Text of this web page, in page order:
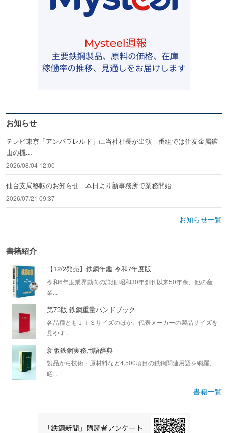
お知らせ
テレビ東京「アンパラレルド」に当社社長が出演 番組では住友金属鉱
山の機...
2026/08/04 12:00
仙台支局移転のお知らせ 本日より新事務所で業務開始
2026/07/21 09:37
お知らせ一覧
書籍紹介
【12/2発売】鉄鋼年鑑 令和7年度版
令和6年度業界動向の詳細 昭和30年創刊以来50年余、他の産
業...
第73版 鉄鋼重量ハンドブック
各品種ともＪＩＳサイズのほか、代表メーカーの製品サイズを
見やす...
新版鉄鋼実務用語辞典
製品から技術・原材料など4,500項目の鉄鋼関連用語を網羅、
昭...
書籍一覧